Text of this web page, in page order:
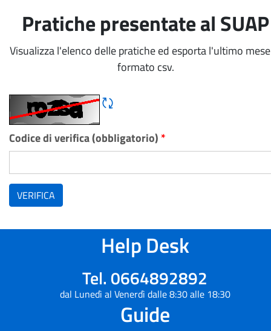
Pratiche presentate al SUAP
Visualizza l'elenco delle pratiche ed esporta l'ultimo
formato csv.
Rigene CAPTCHA
Codice di verifica (obbligatorio) *
VERIFICA
Help Desk
Tel. 0664892892
dal Lunedì al Venerdì dalle 8:30 alle 18:30
Guide